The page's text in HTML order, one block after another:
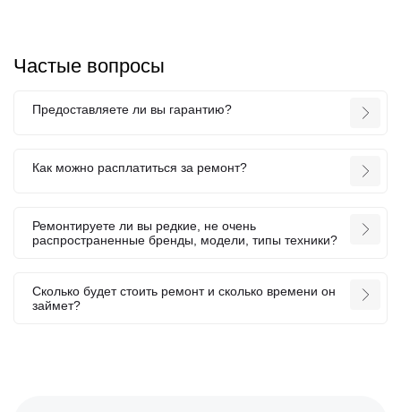
Частые вопросы
Предоставляете ли вы гарантию?
Как можно расплатиться за ремонт?
Ремонтируете ли вы редкие, не очень
распространенные бренды, модели, типы техники?
Сколько будет стоить ремонт и сколько времени он
займет?